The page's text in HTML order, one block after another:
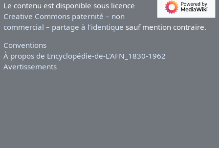
Le contenu est disponible sous licence
Creative Commons paternité – non
commercial – partage à l’identique sauf mention contraire.
Conventions
À propos de Encyclopédie-de-L'AFN_1830-1962
Avertissements